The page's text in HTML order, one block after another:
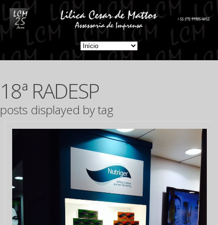
18ª RADESP
posts displayed by tag